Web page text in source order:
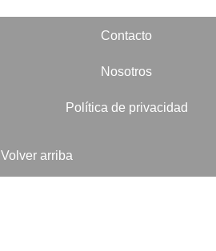
Contacto
Nosotros
Política de privacidad
Volver arriba